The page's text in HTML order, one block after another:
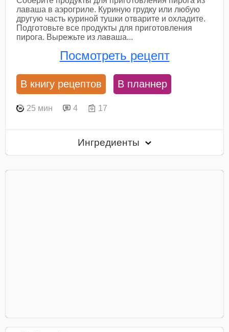
лаваша в аэрогриле. Куриную грудку или любую
другую часть куриной тушки отварите и охладите.
Подготовьте все продукты для приготовления
пирога. Вырежьте из лаваша...
Посмотреть рецепт
В книгу рецептов В планнер
25 мин 4 17
Ингредиенты